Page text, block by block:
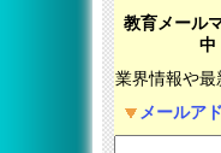
教育メール
中
業界情報や最
メールア